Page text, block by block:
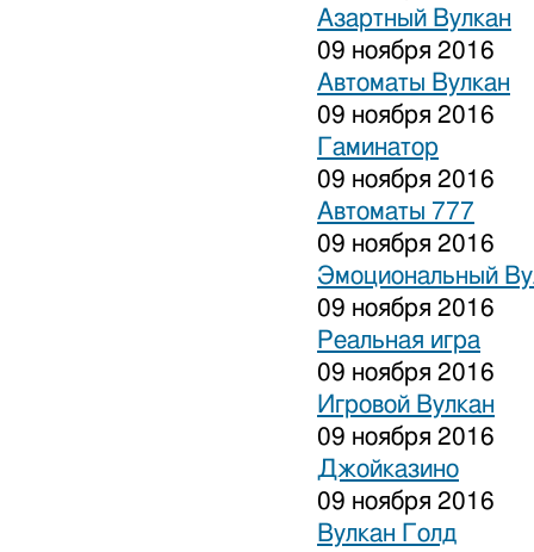
Азартный Вулкан
09 ноября 2016
Автоматы Вулкан
09 ноября 2016
Гаминатор
09 ноября 2016
Автоматы 777
09 ноября 2016
Эмоциональный
09 ноября 2016
Реальная игра
09 ноября 2016
Игровой Вулкан
09 ноября 2016
Джойказино
09 ноября 2016
Вулкан Голд